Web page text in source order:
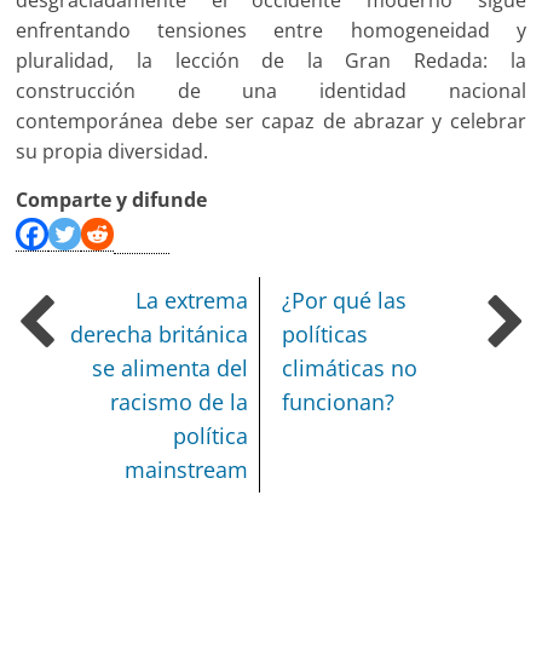
enfrentando tensiones entre homogeneidad y
pluralidad, la lección de la Gran Redada: la
construcción de una identidad nacional
contemporánea debe ser capaz de abrazar y celebrar
su propia diversidad.
Comparte y difunde
La extrema
derecha británica
se alimenta del
racismo de la
política
mainstream
¿Por qué las
políticas
climáticas no
funcionan?